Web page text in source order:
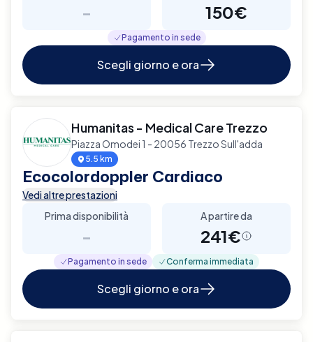
- 150€
Pagamento in sede
Scegli giorno e ora
Humanitas - Medical Care Trezzo
Piazza Omodei 1 - 20056 Trezzo Sull'adda
5.5 km
Ecocolordoppler Cardiaco
Vedi altre prestazioni
Prima disponibilità
-
A partire da
241€
Pagamento in sede Conferma immediata
Scegli giorno e ora